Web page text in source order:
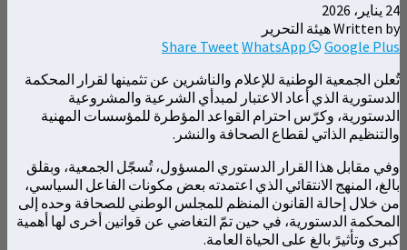
24 يناير، 2026
Written by هيئة التحرير
Share TweetWhatsApp
Google Plus
تُعلن الجمعية الوطنية للإعلام والناشرين عن تثمينها لقرار المحكمة
الدستورية الذي أعاد الاعتبار لمبدأي الشرعية والمشروعية
الدستورية، وكرّس احترام القواعد المؤطرة للمؤسسات المهنية
والتنظيم الذاتي لقطاع الصحافة والنشر.
وفي مقابل هذا القرار الدستوري المسؤول، تُسجّل الجمعية، وبقلق
بالغ، المنهج الانتقائي الذي اعتمدته بعض مكونات الفاعل السياسي،
من خلال إحالة القانون المنظم للمجلس الوطني للصحافة وحده إلى
المحكمة الدستورية، في حين تمّ التغاضي عن قوانين أخرى لها أهمية
كبرى وتأثيرً بالغ على الحياة العامة.